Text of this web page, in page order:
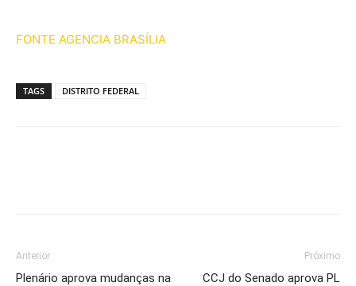
FONTE AGENCIA BRASÍLIA
TAGS DISTRITO FEDERAL
Anterior
Plenário aprova mudanças na
Próximo
CCJ do Senado aprova PL